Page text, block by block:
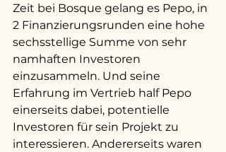
Zeit bei Bosque gelang es Pepo, in
2 Finanzierungsrunden eine hohe
sechsstellige Summe von sehr
namhaften Investoren
einzusammeln. Und seine
Erfahrung im Vertrieb half Pepo
einerseits dabei, potentielle
Investoren für sein Projekt zu
interessieren. Andererseits waren